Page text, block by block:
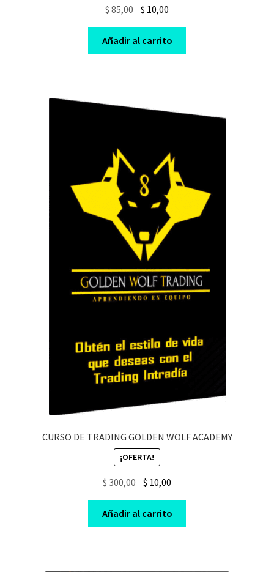
$85,00 Original
was:
$ 85,00.
$ 10,00
is:
$ 10,00.
Añadir al carrito
CURSO DE TRADING GOLDEN WOLF ACADEMY
¡OFERTA!
$300,00 Original
price
was:
$ 300,00.
$ 10,00
price
is:
$ 10,00.
Añadir al carrito